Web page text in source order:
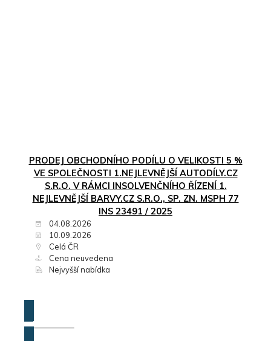
PRODEJ OBCHODNÍHO PODÍLU O VELIKOSTI 5 %
VE SPOLEČNOSTI 1.NEJLEVNĚJŠÍ AUTODÍLY.CZ
S.R.O. V RÁMCI INSOLVENČNÍHO ŘÍZENÍ 1.
NEJLEVNĚJŠÍ BARVY.CZ S.R.O., SP. ZN. MSPH 77
INS 23491 / 2025
04.08.2026
10.09.2026
Celá ČR
Cena neuvedena
Nejvyšší nabídka
ZOBRAZIT